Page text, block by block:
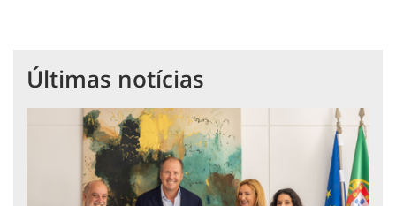
Últimas notícias